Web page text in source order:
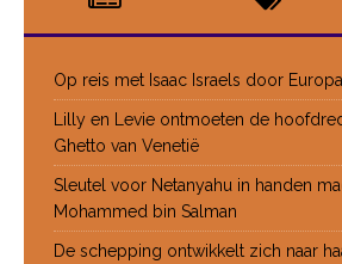
Op reis met Isaac Israels door Europa
Lilly en Levie ontmoeten de
Ghetto van Venetië
Sleutel voor Netanyahu in handen
Mohammed bin Salman
De schepping ontwikkelt zich naar